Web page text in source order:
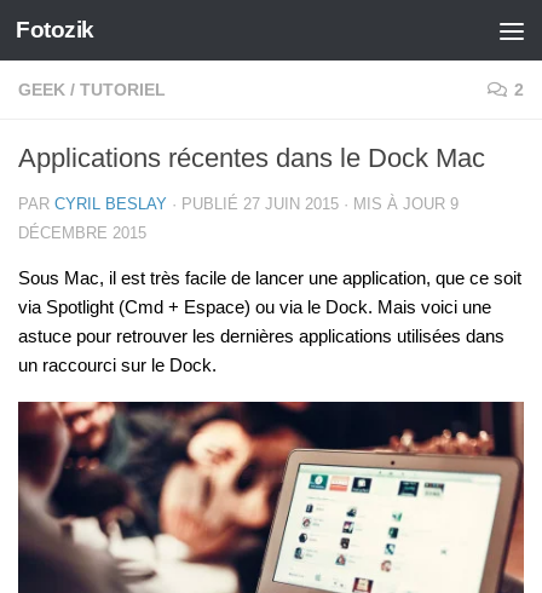
Skip to content
Fotozik
GEEK / TUTORIEL 2
Applications récentes dans le Dock Mac
PAR CYRIL BESLAY · PUBLIÉ 27 JUIN 2015 · MIS À JOUR 9
DÉCEMBRE 2015
Sous Mac, il est très facile de lancer une application, que ce soit
via Spotlight (Cmd + Espace) ou via le Dock. Mais voici une
astuce pour retrouver les dernières applications utilisées dans
un raccourci sur le Dock.